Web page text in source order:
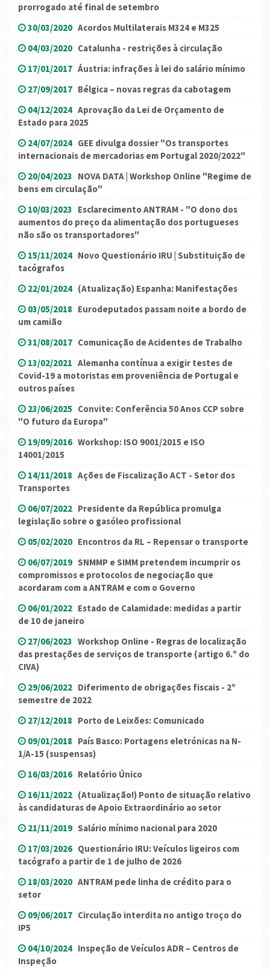
prorrogado até final de setembro
30/03/2020 Acordos Multilaterais M324 e M325
04/03/2020 Catalunha - restrições à circulação
17/01/2017 Áustria: infrações à lei do salário mínimo
27/09/2017 Bélgica – novas regras da cabotagem
04/12/2024 Aprovação da Lei de Orçamento de
Estado para 2025
24/07/2024 GEE divulga dossier "Os transportes
internacionais de mercadorias em Portugal 2020/2022"
20/04/2023 NOVA DATA | Workshop Online "Regime de
bens em circulação"
10/03/2023 Esclarecimento ANTRAM - "O dono dos
aumentos do preço da alimentação dos portugueses
não são os transportadores"
15/11/2024 Novo Questionário IRU | Substituição de
tacógrafos
22/01/2024 (Atualização) Espanha: Manifestações
03/05/2018 Eurodeputados passam noite a bordo de
um camião
31/08/2017 Comunicação de Acidentes de Trabalho
13/02/2021 Alemanha contínua a exigir testes de
Covid-19 a motoristas em proveniência de Portugal e
outros países
23/06/2025 Convite: Conferência 50 Anos CCP sobre
"O futuro da Europa"
19/09/2016 Workshop: ISO 9001/2015 e ISO
14001/2015
14/11/2018 Ações de Fiscalização ACT - Setor dos
Transportes
06/07/2022 Presidente da República promulga
legislação sobre o gasóleo profissional
05/02/2020 Encontros da RL – Repensar o transporte
06/07/2019 SNMMP e SIMM pretendem incumprir os
compromissos e protocolos de negociação que
acordaram com a ANTRAM e com o Governo
06/01/2022 Estado de Calamidade: medidas a partir
de 10 de janeiro
27/06/2023 Workshop Online - Regras de localização
das prestações de serviços de transporte (artigo 6.º do
CIVA)
29/06/2022 Diferimento de obrigações fiscais - 2º
semestre de 2022
27/12/2018 Porto de Leixões: Comunicado
09/01/2018 País Basco: Portagens eletrónicas na N-
1/A-15 (suspensas)
16/03/2016 Relatório Único
16/11/2022 (Atualização!) Ponto de situação relativo
às candidaturas de Apoio Extraordinário ao setor
21/11/2019 Salário mínimo nacional para 2020
17/03/2026 Questionário IRU: Veículos ligeiros com
tacógrafo a partir de 1 de julho de 2026
18/03/2020 ANTRAM pede linha de crédito para o
setor
09/06/2017 Circulação interdita no antigo troço do
IP5
04/10/2024 Inspeção de Veículos ADR – Centros de
Inspeção